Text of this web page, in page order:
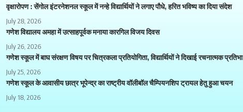
वृक्षारोपण : सेंगोल इंटरनेशनल स्कूल में नन्हे विद्यार्थियों ने लगाए पौधे, हरित भविष्य का दिया संदेश
July 28, 2026
गणेश विद्यालय अमहा में उत्साहपूर्वक मनाया कारगिल विजय दिवस
July 26, 2026
गणेश स्कूल में बाघ संरक्षण विषय पर चित्रकला प्रतियोगिता, विद्यार्थियों ने दिखाई रचनात्मक प्रतिभा
July 25, 2026
गणेश स्कूल के आवासीय छात्र भूपेन्द्र का राष्ट्रीय वॉलीबॉल चैम्पियनशिप ट्रायल हेतु हुआ चयन
July 18, 2026